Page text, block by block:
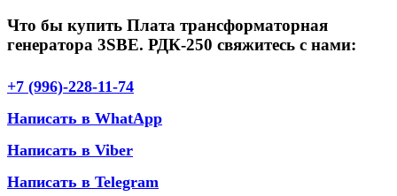
Что бы купить Плата трансформаторная
генератора 3SBE. РДК-250 свяжитесь с нами:
+7 (996)-228-11-74
Написать в WhatApp
Написать в Viber
Написать в Telegram